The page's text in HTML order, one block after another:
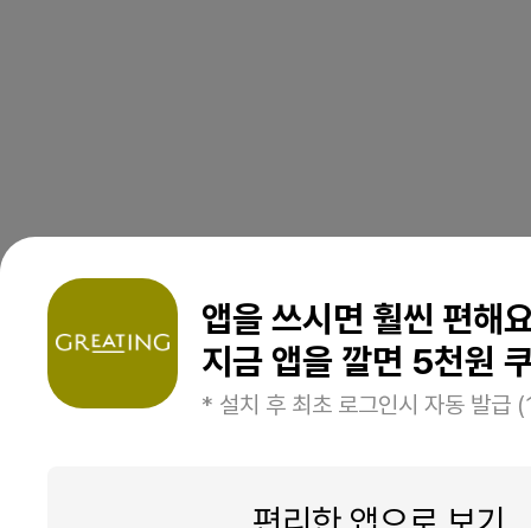
앱을 쓰시면 훨씬 편해
지금 앱을 깔면 5천원
* 설치 후 최초 로그인시 자동 발급